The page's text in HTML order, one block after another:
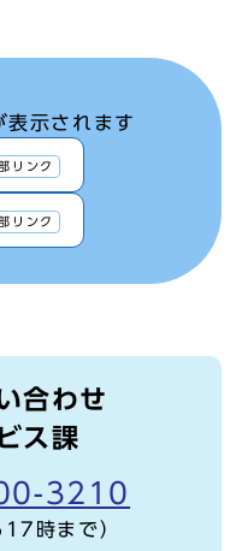
表示されます
リンク
リンク
合わせ
ス課
3210
時まで）